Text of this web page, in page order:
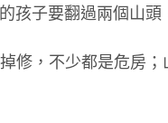
子要翻過兩個山
修，不少都是危房